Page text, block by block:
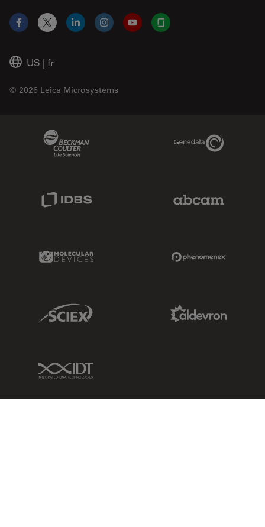
US | fr
© 2026 Leica Microsystems
Facebook
X LinkedInInstagramYouTubeGlassdoor
Genedata Link
Molecular Devices Link
Sciex Link
IDT Link